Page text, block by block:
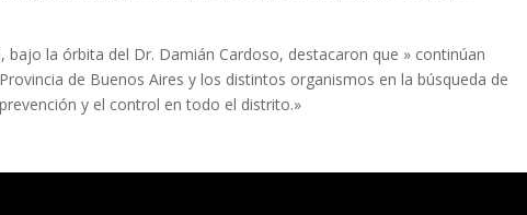
bajo la órbita del Dr. Damián Cardoso, destacaron que » continúan
de Buenos Aires y los distintos organismos en la búsqueda de
y el control en todo el distrito.»